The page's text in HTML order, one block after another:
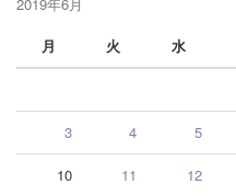
月
火 水
3 4 5
10 11 12